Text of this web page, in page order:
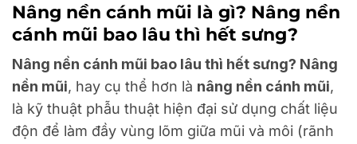
Nâng nền cánh mũi là gì? Nâng nền
cánh mũi bao lâu thì hết sưng?
Nâng nền cánh mũi bao lâu thì hết sưng? Nâng
nền mũi, hay cụ thể hơn là nâng nền cánh mũi,
là kỹ thuật phẫu thuật hiện đại sử dụng chất liệu
độn để làm đầy vùng lõm giữa mũi và môi (rãnh